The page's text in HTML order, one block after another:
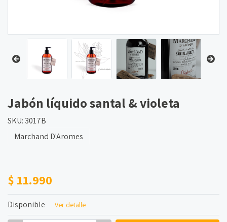
Jabón líquido santal & violeta
SKU: 3017B
Marchand D'Aromes
$ 11.990
Disponible Ver detalle